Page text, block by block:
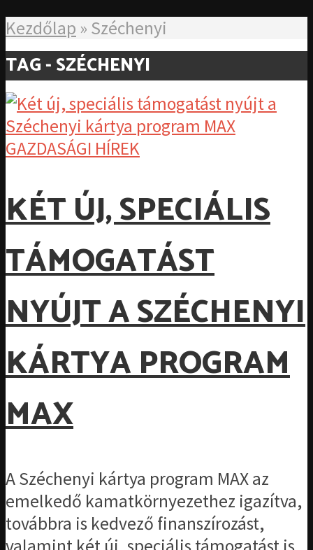
Kezdőlap » Széchenyi
TAG - SZÉCHENYI
GAZDASÁGI HÍREK
KÉT ÚJ, SPECIÁLIS
TÁMOGATÁST
NYÚJT A SZÉCHENYI
KÁRTYA PROGRAM
MAX
A Széchenyi kártya program MAX az
emelkedő kamatkörnyezethez igazítva,
továbbra is kedvező finanszírozást,
valamint két új, speciális támogatást is